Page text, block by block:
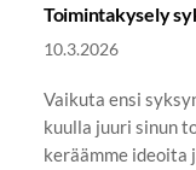
Toimintakysely
10.3.2026
Vaikuta ensi
kuulla juuri sinun
keräämme ideoita